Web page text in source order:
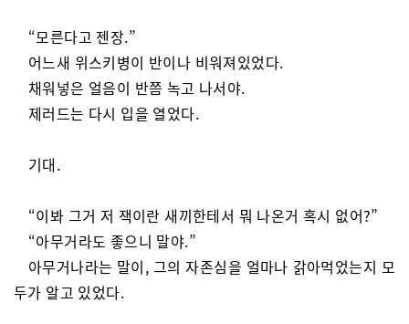
“모른다고 젠장.”
어느새 위스키병이 반이나 비워져있었다.
채워넣은 얼음이 반쯤 녹고 나서야.
제러드는 다시 입을 열었다.
기대.
“이봐 그거 저 잭이란 새끼한테서 뭐 나온거 혹시 없어?”
“아무거라도 좋으니 말야.”
아무거나라는 말이, 그의 자존심을 얼마나 갉아먹었는지 모
두가 알고 있었다.